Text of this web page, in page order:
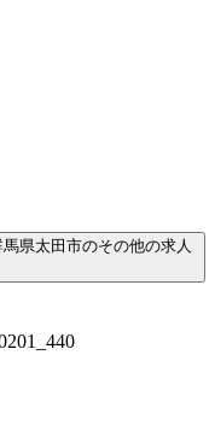
県太田市のその他の求人